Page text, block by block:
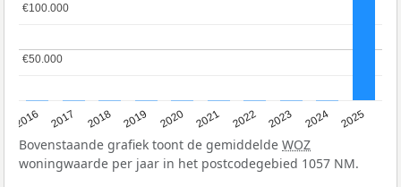
2016 2017 2018 2019 2020 2021 2022 2023 2024 2025
€50.000
€50.000
€100.000
€100.000
Bovenstaande grafiek toont de gemiddelde WOZ
woningwaarde per jaar in het postcodegebied 1057 NM.